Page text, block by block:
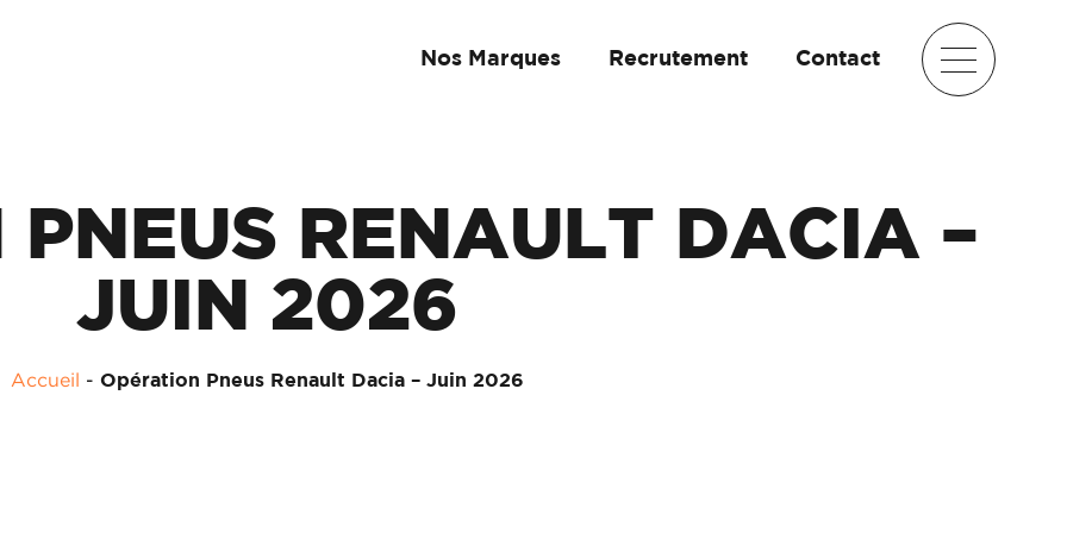
Nos Marques Recrutement Contact
PNEUS RENAULT DACIA –
JUIN 2026
Accueil - Opération Pneus Renault Dacia – Juin 2026